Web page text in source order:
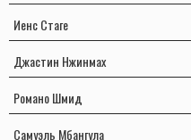
Иенс Стаге
Джастин Нжинмах
Романо Шмид
Самуэль Мбангула